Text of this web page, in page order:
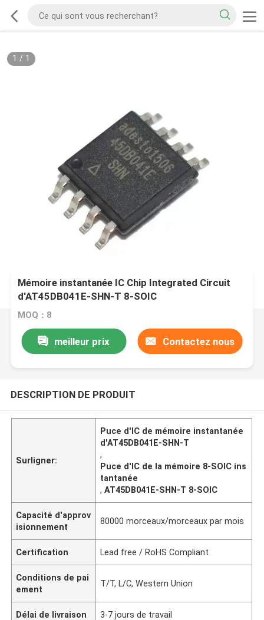
1 / 1
Mémoire instantanée IC Chip Integrated Circuit
d'AT45DB041E-SHN-T 8-SOIC
MOQ：8
meilleur prix Contactez nous
DESCRIPTION DE PRODUIT
Surligner:
Puce d'IC de mémoire instantanée
d'AT45DB041E-SHN-T
,
Puce d'IC de la mémoire 8-SOIC ins
tantanée
,AT45DB041E-SHN-T 8-SOIC
Capacité d'approv
isionnement
80000 morceaux/morceaux par mois
Certification Lead free / RoHS Compliant
Conditions de pai
ement
T/T, L/C, Western Union
Délai de livraison 3-7 jours de travail